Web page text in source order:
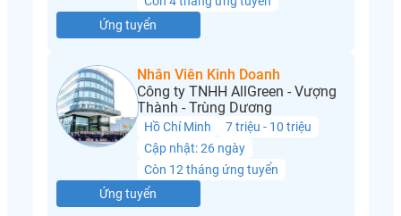
Ứng tuyển
Nhân Viên Kinh Doanh
Công ty TNHH AllGreen - Vượng
Thành - Trùng Dương
Hồ Chí Minh
7 triệu - 10 triệu
Cập nhật: 26 ngày
Còn 12 tháng ứng tuyển
Ứng tuyển